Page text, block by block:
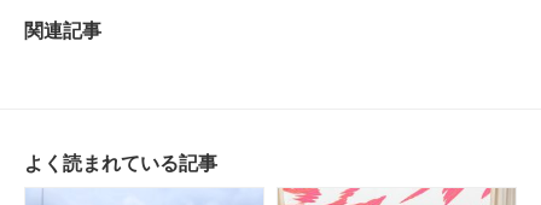
関連記事
よく読まれている記事